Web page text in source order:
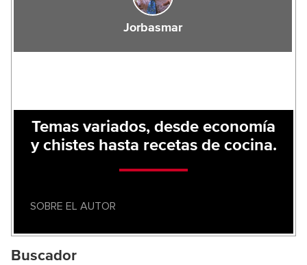
Jorbasmar
Temas variados, desde economía
y chistes hasta recetas de cocina.
SOBRE EL AUTOR
Buscador